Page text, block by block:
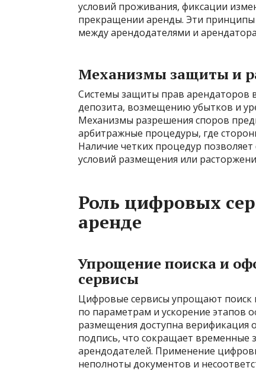
условий проживания, фиксации
прекращении аренды. Эти
между арендодателями и
Механизмы защиты и
Системы защиты прав арендаторов
депозита, возмещению убытков и
Механизмы разрешения споров
арбитражные процедуры, где
Наличие четких процедур
условий размещения или
Роль цифровых
аренде
Упрощение поиска и
сервисы
Цифровые сервисы упрощают
по параметрам и ускорение этапов
размещения доступна верификация
подпись, что сокращает временные
арендодателей. Применение
неполноты документов и